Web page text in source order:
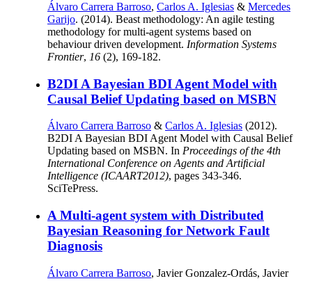
Álvaro Carrera Barroso, Carlos A. Iglesias & Mercedes
Garijo. (2014). Beast methodology: An agile testing
methodology for multi-agent systems based on
behaviour driven development. Information Systems
Frontier, 16 (2), 169-182.
B2DI A Bayesian BDI Agent Model with
Causal Belief Updating based on MSBN
Álvaro Carrera Barroso & Carlos A. Iglesias (2012).
B2DI A Bayesian BDI Agent Model with Causal Belief
Updating based on MSBN. In Proceedings of the 4th
International Conference on Agents and Artiﬁcial
Intelligence (ICAART2012), pages 343-346.
SciTePress.
A Multi-agent system with Distributed
Bayesian Reasoning for Network Fault
Diagnosis
Álvaro Carrera Barroso, Javier Gonzalez-Ordás, Javier